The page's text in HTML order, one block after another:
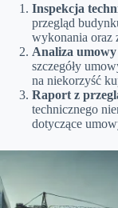
Inspekcja
przegląd
wykonania oraz
Analiza
szczegóły
na niekorzyść
Raport z
technicznego
dotyczące